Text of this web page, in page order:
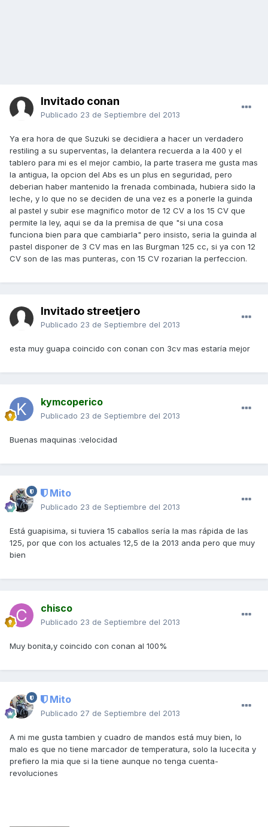
Invitado conan
Publicado 23 de Septiembre del 2013
Ya era hora de que Suzuki se decidiera a hacer un verdadero
restiling a su superventas, la delantera recuerda a la 400 y el
tablero para mi es el mejor cambio, la parte trasera me gusta mas
la antigua, la opcion del Abs es un plus en seguridad, pero
deberian haber mantenido la frenada combinada, hubiera sido la
leche, y lo que no se deciden de una vez es a ponerle la guinda
al pastel y subir ese magnifico motor de 12 CV a los 15 CV que
permite la ley, aqui se da la premisa de que "si una cosa
funciona bien para que cambiarla" pero insisto, seria la guinda al
pastel disponer de 3 CV mas en las Burgman 125 cc, si ya con 12
CV son de las mas punteras, con 15 CV rozarian la perfeccion.
Invitado streetjero
Publicado 23 de Septiembre del 2013
esta muy guapa coincido con conan con 3cv mas estaría mejor
kymcoperico
Publicado 23 de Septiembre del 2013
Buenas maquinas :velocidad
Mito
Publicado 23 de Septiembre del 2013
Está guapisima, si tuviera 15 caballos sería la mas rápida de las
125, por que con los actuales 12,5 de la 2013 anda pero que muy
bien
chisco
Publicado 23 de Septiembre del 2013
Muy bonita,y coincido con conan al 100%
Mito
Publicado 27 de Septiembre del 2013
A mi me gusta tambien y cuadro de mandos está muy bien, lo
malo es que no tiene marcador de temperatura, solo la lucecita y
prefiero la mia que si la tiene aunque no tenga cuenta-
revoluciones